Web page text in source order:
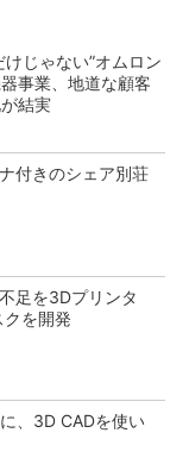
けじゃない”オムロン
事業、地道な顧客
結実
付きのシェア別荘
足を3Dプリンタ
を開発
、3D CADを使い